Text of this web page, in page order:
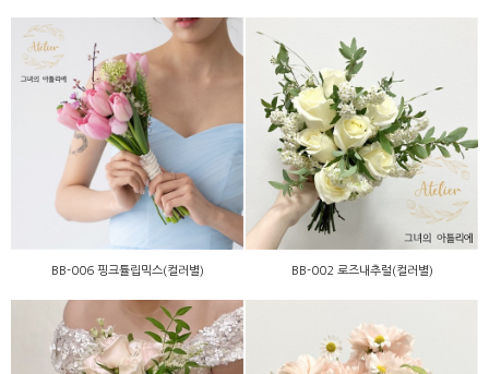
BB-006 핑크튤립믹스(컬러
별)
BB-006 핑크튤립믹스(컬러별)
BB-002 로즈내추럴(컬러
별)
BB-002 로즈내추럴(컬러별)